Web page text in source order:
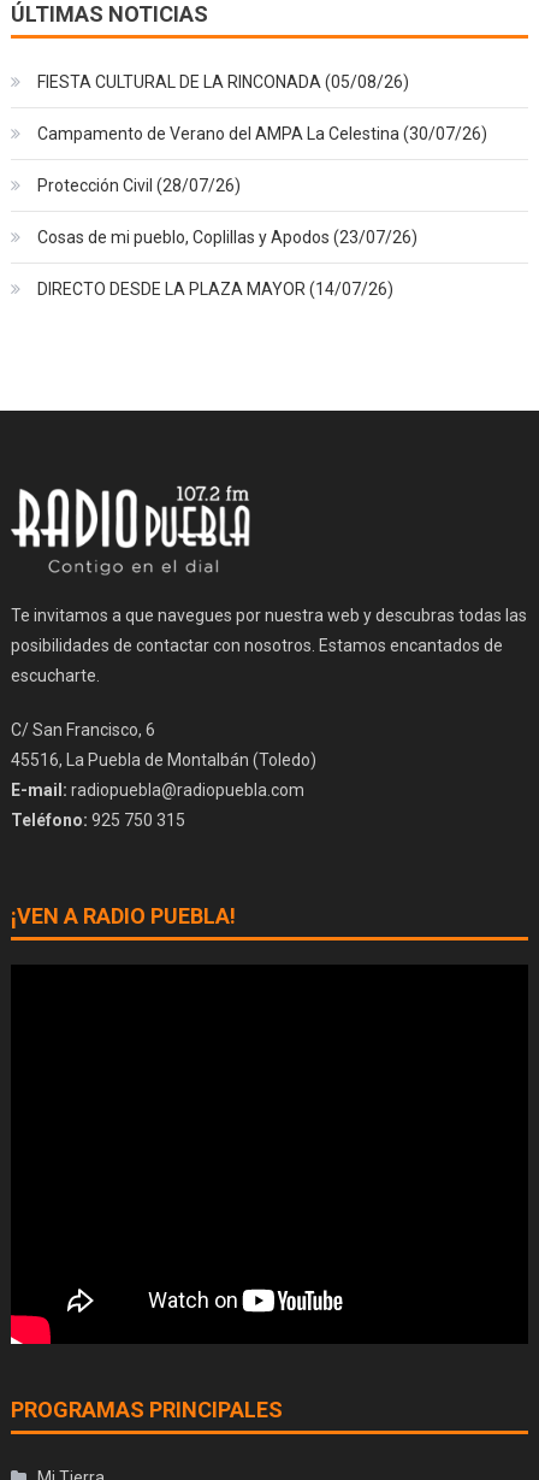
ÚLTIMAS NOTICIAS
FIESTA CULTURAL DE LA RINCONADA (05/08/26)
Campamento de Verano del AMPA La Celestina (30/07/26)
Protección Civil (28/07/26)
Cosas de mi pueblo, Coplillas y Apodos (23/07/26)
DIRECTO DESDE LA PLAZA MAYOR (14/07/26)
Te invitamos a que navegues por nuestra web y descubras todas las
posibilidades de contactar con nosotros. Estamos encantados de
escucharte.
C/ San Francisco, 6
45516, La Puebla de Montalbán (Toledo)
E-mail: radiopuebla@radiopuebla.com
Teléfono: 925 750 315
¡VEN A RADIO PUEBLA!
PROGRAMAS PRINCIPALES